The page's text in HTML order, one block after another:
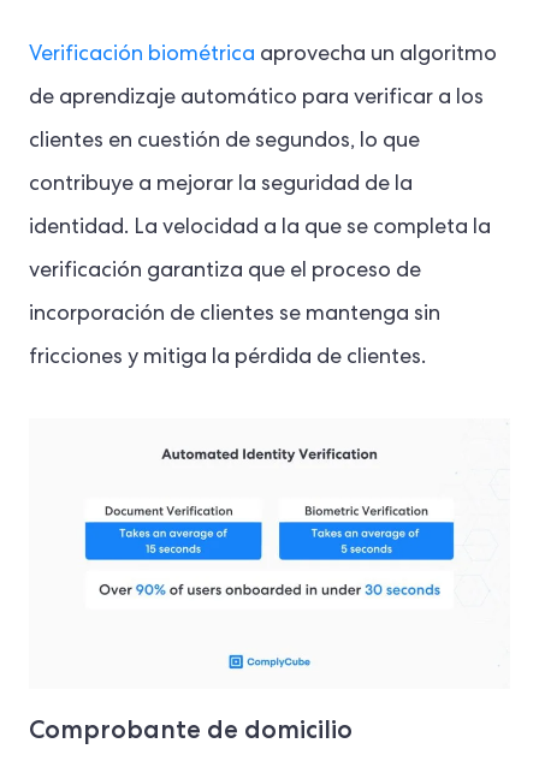
Verificación biométrica aprovecha un algoritmo
de aprendizaje automático para verificar a los
clientes en cuestión de segundos, lo que
contribuye a mejorar la seguridad de la
identidad. La velocidad a la que se completa la
verificación garantiza que el proceso de
incorporación de clientes se mantenga sin
fricciones y mitiga la pérdida de clientes.
Comprobante de domicilio